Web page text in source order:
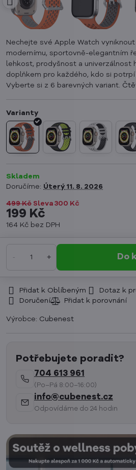
Nechejte své Apple Watch
modernímu, sportovně-elegantním
lehkost, prodyšnost a univerzálnost
doplňkem pro každého, kdo si
Vyberte si z 6 barevných variant.
Skladem
Doručíme: Úterý 11. 8. 2026
499 Kč Sleva 300 Kč
199 Kč
164 Kč bez DPH
Přidat k Oblíbeným Dotaz k
Doručení
Výrobce: Cubenest
Potřebujete poradit?
704 613 961
(Po–Pá 8:00–16:00)
info@cubenest.cz
Odpovídáme do 24 hodin